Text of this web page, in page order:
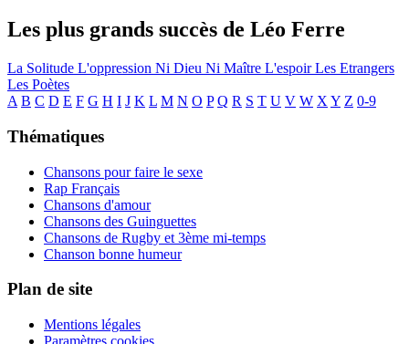
Les plus grands succès de Léo Ferre
La Solitude L'oppression Ni Dieu Ni Maître L'espoirLes Etrangers
Les Poètes
A B C D E F G H I J K L M N O P Q R S T U V W X Y Z 0-9
Thématiques
Chansons pour faire le sexe
Rap Français
Chansons d'amour
Chansons des Guinguettes
Chansons de Rugby et 3ème mi-temps
Chanson bonne humeur
Plan de site
Mentions légales